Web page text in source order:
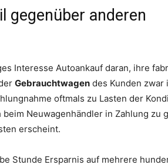
gegenüber anderen
Interesse Autoankauf daran, ihre
Gebrauchtwagen des Kunden zwar
oftmals zu Lasten der
Neuwagenhändler in Zahlung zu
erscheint.
Stunde Ersparnis auf mehrere